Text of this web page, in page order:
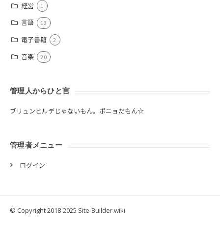
経営 1
言語 13
電子書籍 2
音楽 20
管理人からひと言
ブリュンヒルデじゃないもん。ポニョだもん☆
管理者メニュー
ログイン
© Copyright 2018-2025 Site-Builder.wiki